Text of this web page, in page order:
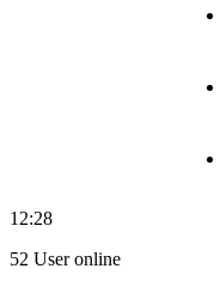
12:28
52 User online